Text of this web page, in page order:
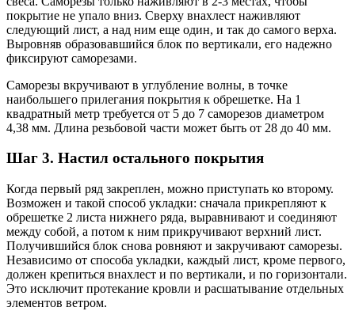
покрытие не упало вниз. Сверху внахлест наживляют
следующий лист, а над ним еще один, и так до самого верха.
Выровняв образовавшийся блок по вертикали, его надежно
фиксируют саморезами.
Саморезы вкручивают в углубление волны, в точке
наибольшего прилегания покрытия к обрешетке. На 1
квадратный метр требуется от 5 до 7 саморезов диаметром
4,38 мм. Длина резьбовой части может быть от 28 до 40 мм.
Шаг 3. Настил остального покрытия
Когда первый ряд закреплен, можно приступать ко второму.
Возможен и такой способ укладки: сначала прикрепляют к
обрешетке 2 листа нижнего ряда, выравнивают и соединяют
между собой, а потом к ним прикручивают верхний лист.
Получившийся блок снова ровняют и закручивают саморезы.
Независимо от способа укладки, каждый лист, кроме первого,
должен крепиться внахлест и по вертикали, и по горизонтали.
Это исключит протекание кровли и расшатывание отдельных
элементов ветром.